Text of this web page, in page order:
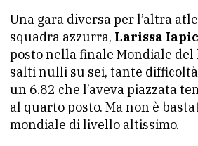
Una gara diversa per l’altra
squadra azzurra, Larissa
posto nella finale Mondiale del
salti nulli su sei, tante
un 6.82 che l’aveva piazzata
al quarto posto. Ma non è
mondiale di livello altissimo.